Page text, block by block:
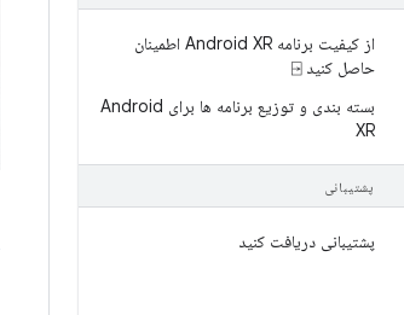
از کیفیت برنامه Android XR اطمینان
حاصل کنید ⍈
بسته بندی و توزیع برنامه ها برای Android
XR
پشتیبانی
پشتیبانی دریافت کنید